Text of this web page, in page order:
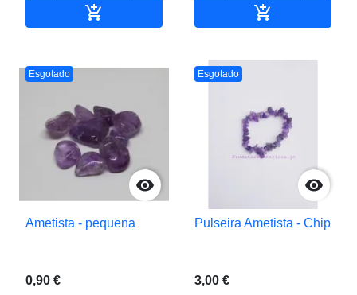
 
Esgotado

Ametista - pequena
0,90 €
Esgotado

Pulseira Ametista - Chip
3,00 €